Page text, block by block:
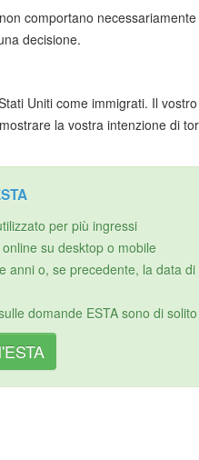
comportano
decisione.
Uniti come immigrati. Il
la vostra intenzione di
per più ingressi
su desktop o mobile
anni o, se precedente, la data
domande ESTA sono di